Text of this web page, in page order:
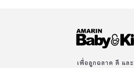
เพื่อลูกฉลาด ดี แล